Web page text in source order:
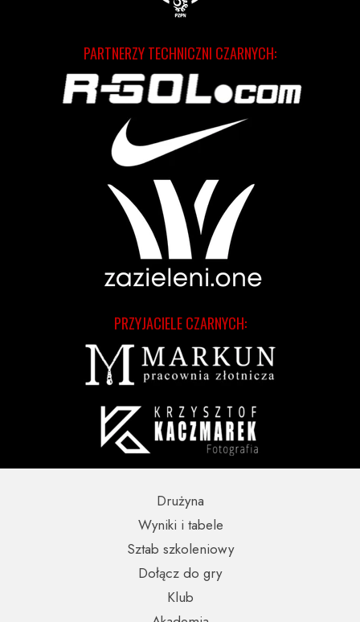
PRZYJACIELE CZARNYCH:
PARTNERZY TECHNICZNI CZARNYCH:
Wyniki i tabele
Sztab szkoleniowy
Dołącz do gry
Drużyna
Klub